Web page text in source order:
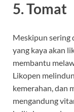
5.Tomat
Meskipun sering
yang kaya akan
membantu
Likopen
kemerahan, dan
mengandung